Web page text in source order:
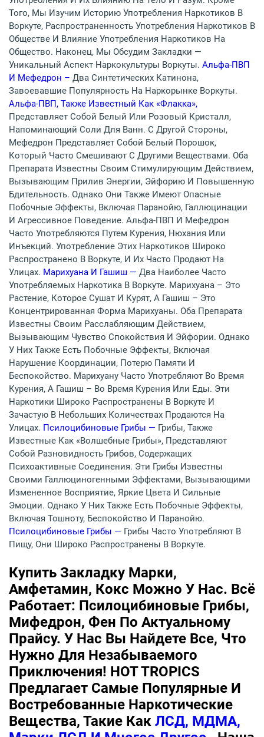
Того, Мы Изучим Историю Употребления Наркотиков В
Воркуте, Распространенность Употребления Наркотиков В
Обществе И Влияние Употребления Наркотиков На
Общество. Наконец, Мы Обсудим Закладки —
Уникальный Аспект Наркокультуры Воркуты. Альфа-ПВП
И Мефедрон – Два Синтетических Катинона,
Завоевавшие Популярность На Наркорынке Воркуты.
Альфа-ПВП, Также Известный Как «флакка»,
Представляет Собой Белый Или Розовый Кристалл,
Напоминающий Соли Для Ванн. С Другой Стороны,
Мефедрон Представляет Собой Белый Порошок,
Который Часто Смешивают С Другими Веществами. Оба
Препарата Известны Своим Стимулирующим Действием,
Вызывающим Прилив Энергии, Эйфорию И Повышенную
Бдительность. Однако Они Также Имеют Опасные
Побочные Эффекты, Включая Паранойю, Галлюцинации
И Агрессивное Поведение. Альфа-ПВП И Мефедрон
Часто Употребляются Путем Курения, Нюхания Или
Инъекций. Употребление Этих Наркотиков Широко
Распространено В Воркуте, И Их Часто Продают На
Улицах. Марихуана И Гашиш — Два Наиболее Часто
Употребляемых Наркотика В Воркуте. Марихуана – Это
Растение, Которое Сушат И Курят, А Гашиш – Это
Концентрированная Форма Марихуаны. Оба Препарата
Известны Своим Расслабляющим Действием,
Вызывающим Чувство Спокойствия И Эйфории. Однако
У Них Также Есть Побочные Эффекты, Включая
Нарушение Координации, Потерю Памяти И
Беспокойство. Марихуану Часто Употребляют Во Время
Курения, А Гашиш – Во Время Курения Или Еды. Эти
Наркотики Широко Распространены В Воркуте И
Зачастую В Небольших Количествах Продаются На
Улицах. Псилоцибиновые Грибы — Грибы, Также
Известные Как «волшебные Грибы», Представляют
Собой Разновидность Грибов, Содержащих
Психоактивные Соединения. Эти Грибы Известны
Своими Галлюциногенными Эффектами, Вызывающими
Измененное Восприятие, Яркие Цвета И Сильные
Эмоции. Однако У Них Также Есть Побочные Эффекты,
Включая Тошноту, Беспокойство И Паранойю.
Псилоцибиновые Грибы — Грибы Часто Употребляют В
Пищу, Они Широко Распространены В Воркуте.
Купить Закладку Марки,
Амфетамин, Кокс Можно У Нас. Всё
Работает: Псилоцибиновые Грибы,
Мифедрон, Фен По Актуальному
Прайсу. У Нас Вы Найдете Все, Что
Нужно Для Незабываемого
Приключения! HOT TROPICS
Предлагает Самые Популярные И
Востребованные Наркотические
Вещества, Такие Как ЛСД, МДМА,